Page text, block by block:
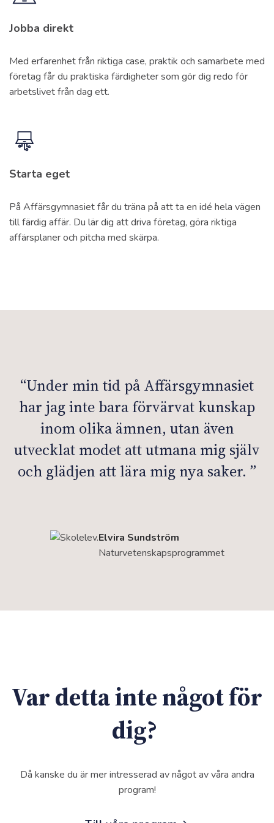
Jobba direkt
Med erfarenhet från riktiga case, praktik och samarbete med
företag får du praktiska färdigheter som gör dig redo för
arbetslivet från dag ett.
Starta eget
På Affärsgymnasiet får du träna på att ta en idé hela vägen
till färdig affär. Du lär dig att driva företag, göra riktiga
affärsplaner och pitcha med skärpa.
“Under min tid på Affärsgymnasiet
har jag inte bara förvärvat kunskap
inom olika ämnen, utan även
utvecklat modet att utmana mig själv
och glädjen att lära mig nya saker. ”
Elvira Sundström
Naturvetenskapsprogrammet
Var detta inte något för
dig?
Då kanske du är mer intresserad av något av våra andra
program!